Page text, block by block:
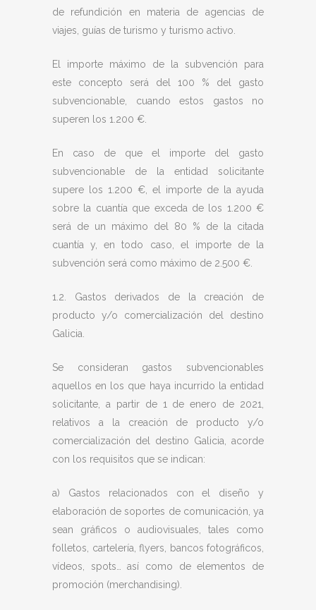
de refundición en materia de agencias de
viajes, guías de turismo y turismo activo.
El importe máximo de la subvención para
este concepto será del 100 % del gasto
subvencionable, cuando estos gastos no
superen los 1.200 €.
En caso de que el importe del gasto
subvencionable de la entidad solicitante
supere los 1.200 €, el importe de la ayuda
sobre la cuantía que exceda de los 1.200 €
será de un máximo del 80 % de la citada
cuantía y, en todo caso, el importe de la
subvención será como máximo de 2.500 €.
1.2. Gastos derivados de la creación de
producto y/o comercialización del destino
Galicia.
Se consideran gastos subvencionables
aquellos en los que haya incurrido la entidad
solicitante, a partir de 1 de enero de 2021,
relativos a la creación de producto y/o
comercialización del destino Galicia, acorde
con los requisitos que se indican:
a) Gastos relacionados con el diseño y
elaboración de soportes de comunicación, ya
sean gráficos o audiovisuales, tales como
folletos, cartelería, flyers, bancos fotográficos,
vídeos, spots… así como de elementos de
promoción (merchandising).